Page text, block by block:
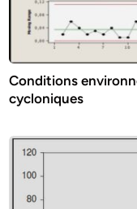
Conditions
cycloniques